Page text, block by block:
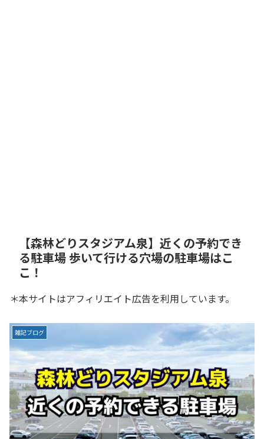
【森林どりスタジアム泉】近くの予約でき
る駐車場 歩いて行ける穴場の駐車場はこ
こ！
＊本サイトはアフィリエイト広告を利用しています。
雑記ブログ